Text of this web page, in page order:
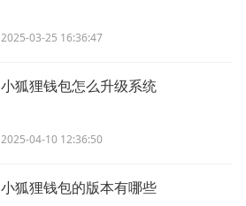
2025-03-25 16:36:47
小狐狸钱包怎么升级系统
2025-04-10 12:36:50
小狐狸钱包的版本有哪些